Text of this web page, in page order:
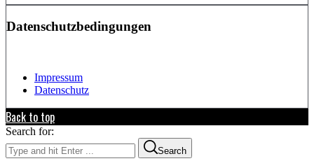
Datenschutzbedingungen
Impressum
Datenschutz
Back to top
Search for:
Search